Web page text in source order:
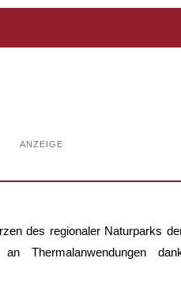
ANZEIGE
des regionaler Naturparks
Thermalanwendungen